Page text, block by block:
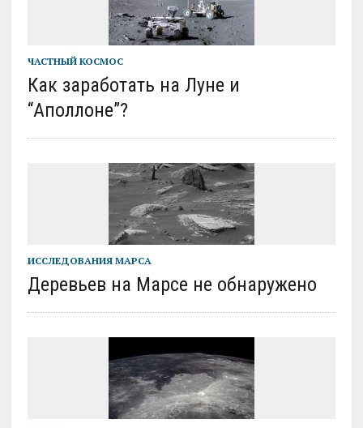
ЧАСТНЫЙ КОСМОС
Как заработать на Луне и
“Аполлоне”?
ИССЛЕДОВАНИЯ МАРСА
Деревьев на Марсе не обнаружено